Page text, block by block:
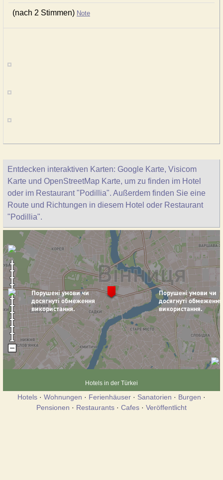
(nach 2 Stimmen) Note
Entdecken interaktiven Karten: Google Karte, Visicom
Karte und OpenStreetMap Karte, um zu finden im Hotel
oder im Restaurant "Podillia". Außerdem finden Sie eine
Route und Richtungen in diesem Hotel oder Restaurant
"Podillia".
Hotels in der Türkei
Hotels · Wohnungen · Ferienhäuser · Sanatorien · Burgen ·
Pensionen · Restaurants · Cafes · Veröffentlicht